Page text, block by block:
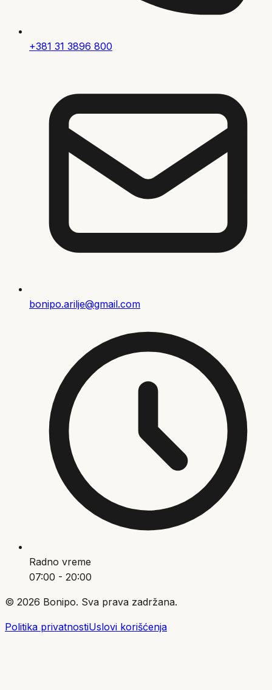
+381 31 3896 800
bonipo.arilje@gmail.com
Radno vreme
07:00 - 20:00
© 2026 Bonipo. Sva prava zadržana.
Politika privatnostiUslovi korišćenja